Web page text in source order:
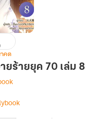
คต
ยร้ายยุค 70 เล่ม 8
]ทะลุ